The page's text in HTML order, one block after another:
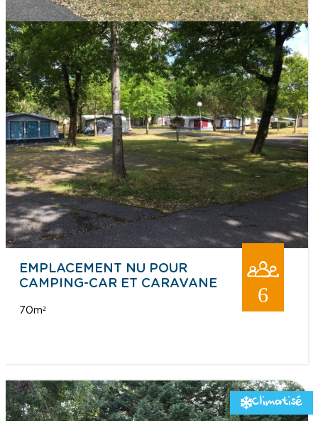
EMPLACEMENT NU POUR
CAMPING-CAR ET CARAVANE
70m²
6
Climatisé